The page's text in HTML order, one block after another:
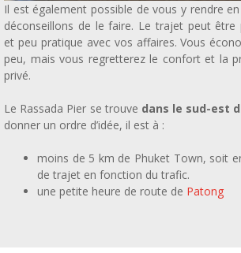
Il est également possible de vous y rendre
déconseillons de le faire. Le trajet peut être
et peu pratique avec vos affaires. Vous
peu, mais vous regretterez le confort et la
privé.
Le Rassada Pier se trouve dans le sud-est
donner un ordre d’idée, il est à :
moins de 5 km de Phuket Town, soit
de trajet en fonction du trafic.
une petite heure de route de Patong